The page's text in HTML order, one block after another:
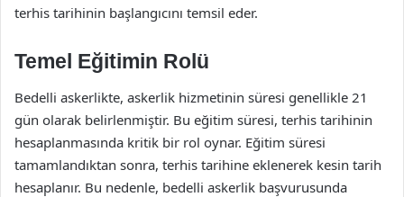
terhis tarihinin başlangıcını temsil eder.
Temel Eğitimin Rolü
Bedelli askerlikte, askerlik hizmetinin süresi genellikle 21
gün olarak belirlenmiştir. Bu eğitim süresi, terhis tarihinin
hesaplanmasında kritik bir rol oynar. Eğitim süresi
tamamlandıktan sonra, terhis tarihine eklenerek kesin tarih
hesaplanır. Bu nedenle, bedelli askerlik başvurusunda